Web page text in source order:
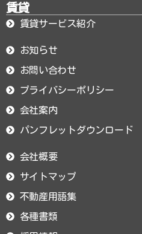
賃貸
賃貸サービス紹介
お知らせ
お問い合わせ
プライバシーポリシー
会社案内
パンフレットダウンロード
会社概要
サイトマップ
不動産用語集
各種書類